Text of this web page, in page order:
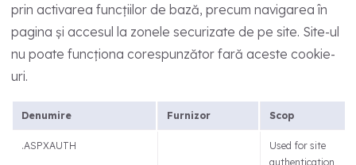
prin activarea funcțiilor de bază, precum navigarea în
pagina și accesul la zonele securizate de pe site. Site-ul
nu poate funcționa corespunzător fară aceste cookie-
uri.
Denumire Furnizor Scop
.ASPXAUTH
Used for site
authentication